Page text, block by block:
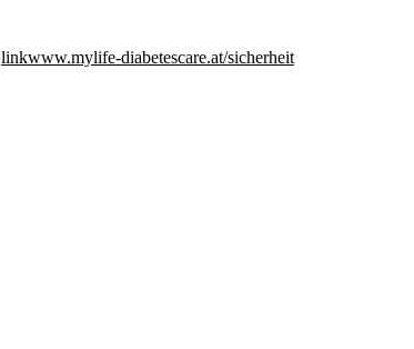
linkwww.mylife-diabetescare.at/sicherheit